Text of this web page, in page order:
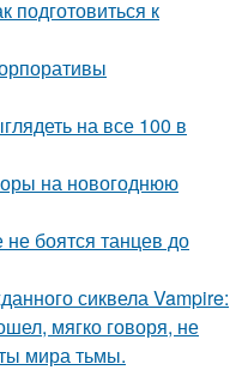
подготовиться к
на все 100 в
на новогоднюю
боятся танцев до
сиквела Vampire:
мягко говоря, не
мира тьмы.